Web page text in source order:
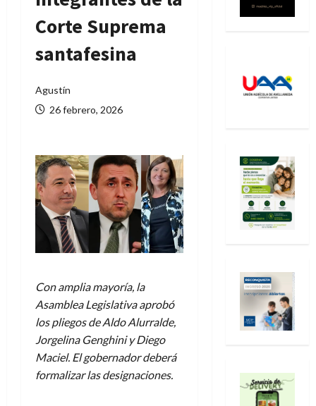
Corte Suprema
santafesina
Agustín
26 febrero, 2026
Con amplia mayoría, la
Asamblea Legislativa aprobó
los pliegos de Aldo Alurralde,
Jorgelina Genghini y Diego
Maciel. El gobernador deberá
formalizar las designaciones.